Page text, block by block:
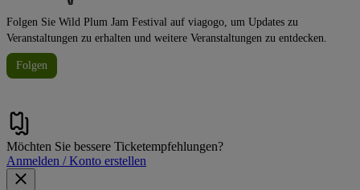
Folgen Sie Wild Plum Jam Festival auf viagogo, um Updates zu
Veranstaltungen zu erhalten und weitere Veranstaltungen zu entdecken.
Folgen
Möchten Sie bessere Ticketempfehlungen?
Anmelden / Konto erstellen